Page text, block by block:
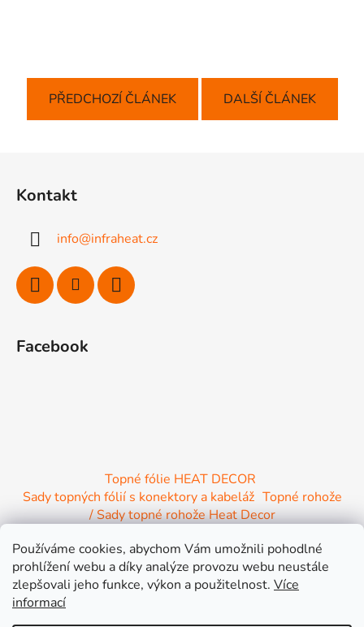
Používáme cookies, abychom Vám umožnili pohodlné
prohlížení webu a díky analýze provozu webu neustále
zlepšovali jeho funkce, výkon a použitelnost. Více
informací
PŘEDCHOZÍ ČLÁNEK DALŠÍ ČLÁNEK
Kontakt
info@infraheat.cz
Facebook
Topné fólie HEAT DECOR
Sady topných fólií s konektory a kabeláž Topné rohože
/ Sady topné rohože Heat Decor
/ Instalační materiál / Topné Infrapanely
/ Relaxační lehátko NIRE s Infra ohřevem